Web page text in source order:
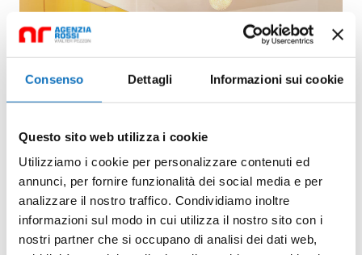
Consenso Dettagli Informazioni sui cookie
Questo sito web utilizza i cookie
Utilizziamo i cookie per personalizzare contenuti ed
annunci, per fornire funzionalità dei social media e per
analizzare il nostro traffico. Condividiamo inoltre
informazioni sul modo in cui utilizza il nostro sito con i
nostri partner che si occupano di analisi dei dati web,